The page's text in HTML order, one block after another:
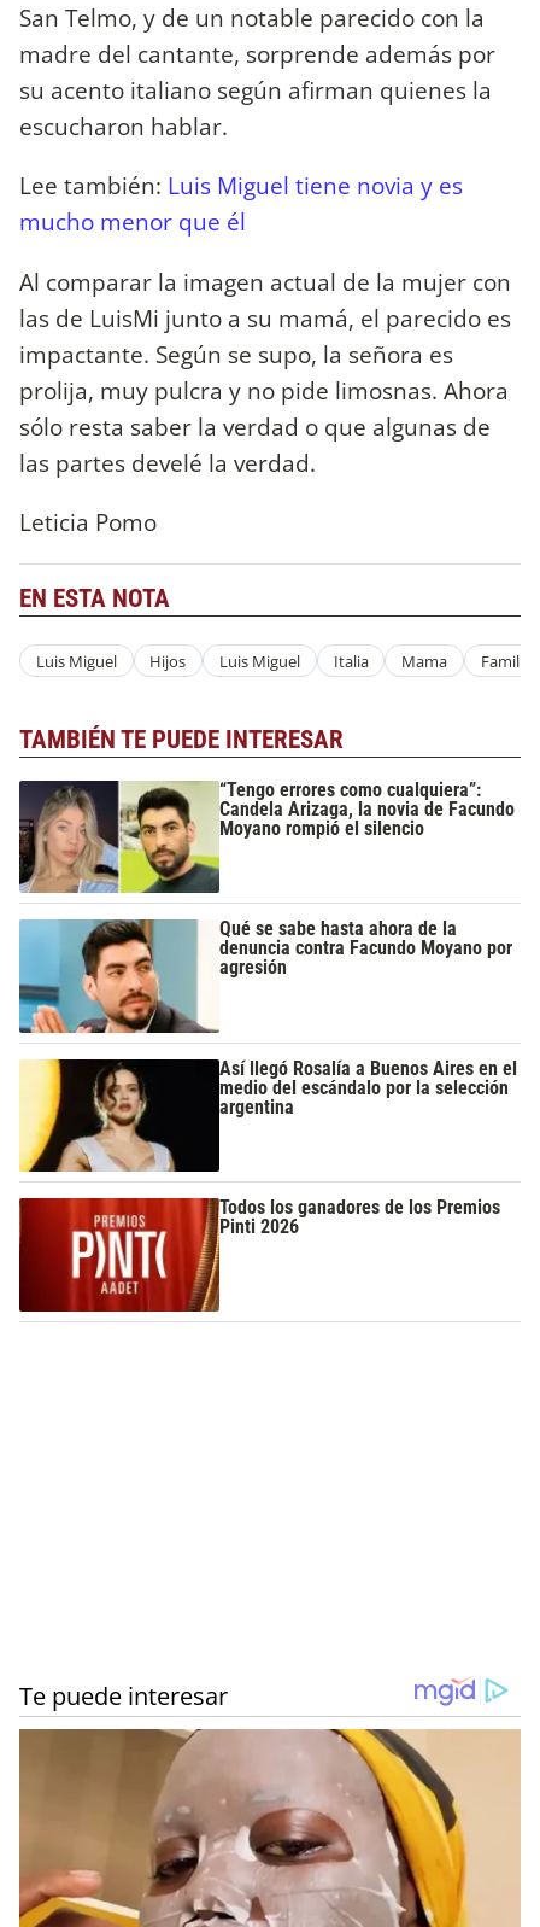
San Telmo, y de un notable parecido con la
madre del cantante, sorprende además por
su acento italiano según afirman quienes la
escucharon hablar.
Lee también: Luis Miguel tiene novia y es
mucho menor que él
Al comparar la imagen actual de la mujer con
las de LuisMi junto a su mamá, el parecido es
impactante. Según se supo, la señora es
prolija, muy pulcra y no pide limosnas. Ahora
sólo resta saber la verdad o que algunas de
las partes develé la verdad.
Leticia Pomo
EN ESTA NOTA
Luis Miguel Hijos Luis Miguel Italia Mama Familia
TAMBIÉN TE PUEDE INTERESAR
“Tengo errores como cualquiera”:
Candela Arizaga, la novia de Facundo
Moyano rompió el silencio
Qué se sabe hasta ahora de la
denuncia contra Facundo Moyano por
agresión
Así llegó Rosalía a Buenos Aires en el
medio del escándalo por la selección
argentina
Todos los ganadores de los Premios
Pinti 2026